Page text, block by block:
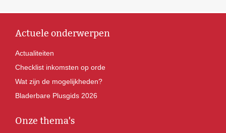
Actuele onderwerpen
Actualiteiten
Checklist inkomsten op orde
Wat zijn de mogelijkheden?
Bladerbare Plusgids 2026
Onze thema's